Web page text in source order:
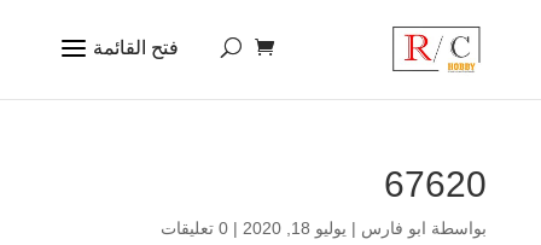
67620
بواسطة ابو فارس | يوليو 18, 2020 | 0 تعليقات